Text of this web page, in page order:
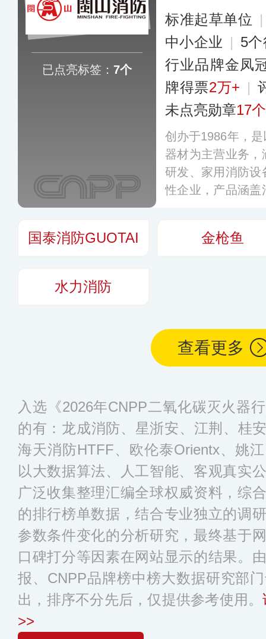
已点亮标签： 7个
标准起草单位
中小企业 | 5
行业品牌金凤
牌得票2万+ |
未点亮勋章17个
创办于1986年，
器材为主营业务
研发、家用消防
性企业，产品涵
类100多种型号规
国泰消防GUOTAI 金枪鱼
水力消防
查看更多
入选《2026年CNPP二氧化碳灭火器
的有：龙成消防、星浙安、江荆、桂
海天消防HTFF、欧伦泰Orientx、姚
以大数据算法、人工智能、客观真实
广泛收集整理汇编全球权威资料，综
的排行榜单数据，结合专业独立的调
参数条件变化的分析研究，最终基于
口碑打分等因素在网站显示的结果。
报、CNPP品牌榜中榜大数据研究部
出，排序不分先后，仅提供参考使用。
>>